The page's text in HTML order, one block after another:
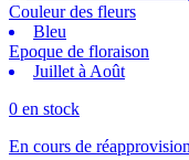
Couleur des fleurs
Bleu
Epoque de floraison
Juillet à Août
0 en stock
En cours de